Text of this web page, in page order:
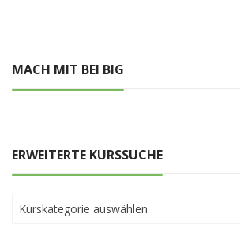
MACH MIT BEI BIG
ERWEITERTE KURSSUCHE
Kurskategorie auswählen